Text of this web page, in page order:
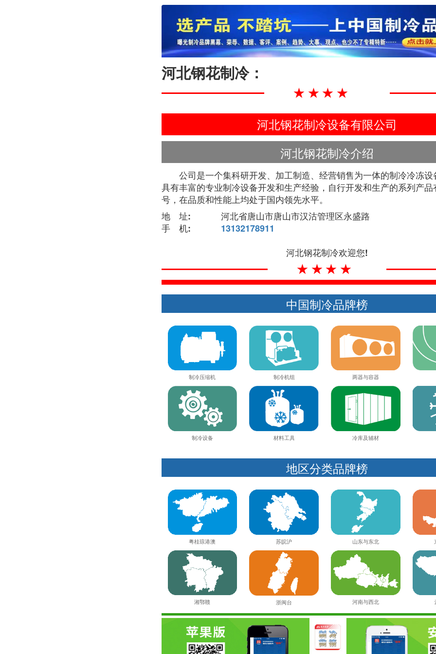
河北钢花制冷：
★★★★
河北钢花制冷设备有限公司
河北钢花制冷介绍
公司是一个集科研开发、加工制造、经营销售为一体的制冷冷冻
具有丰富的专业制冷设备开发和生产经验，自行开发和生产的系列产
号，在品质和性能上均处于国内领先水平。
地 址:
河北省唐山市唐山市汉沽管理区永盛路
手 机:
13132178911
河北钢花制冷欢迎您!
★★★★
中国制冷品牌榜
制冷压缩机 制冷机组 两器与容器
制冷设备 材料工具 冷库及辅材
地区分类品牌榜
粤桂琼港澳 苏皖沪 山东与东北
湘鄂赣 浙闽台 河南与西北